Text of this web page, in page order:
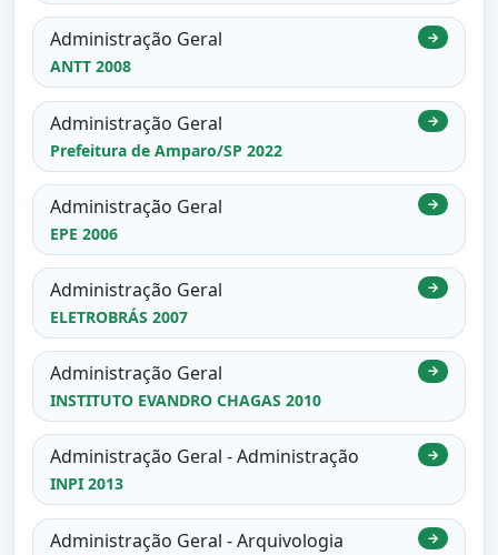
Administração Geral
ANTT 2008
→
Administração Geral
Prefeitura de Amparo/SP 2022
→
Administração Geral
EPE 2006
→
Administração Geral
ELETROBRÁS 2007
→
Administração Geral
INSTITUTO EVANDRO CHAGAS 2010
→
Administração Geral - Administração
INPI 2013
→
Administração Geral - Arquivologia →